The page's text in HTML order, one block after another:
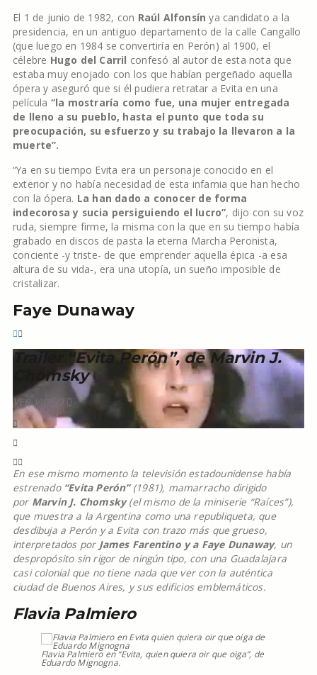
El 1 de junio de 1982, con Raúl Alfonsín ya candidato a la
presidencia, en un antiguo departamento de la calle Cangallo
(que luego en 1984 se convertiría en Perón) al 1900, el
célebre Hugo del Carril confesó al autor de esta nota que
estaba muy enojado con los que habían pergeñado aquella
ópera y aseguró que si él pudiera retratar a Evita en una
película “la mostraría como fue, una mujer entregada
de lleno a su pueblo, hasta el punto que toda su
preocupación, su esfuerzo y su trabajo la llevaron a la
muerte”.
“Ya en su tiempo Evita era un personaje conocido en el
exterior y no había necesidad de esta infamia que han hecho
con la ópera. La han dado a conocer de forma
indecorosa y sucia persiguiendo el lucro”, dijo con su voz
ruda, siempre firme, la misma con la que en su tiempo había
grabado en discos de pasta la eterna Marcha Peronista,
conciente -y triste- de que emprender aquella épica -a esa
altura de su vida-, era una utopía, un sueño imposible de
cristalizar.
Faye Dunaway
Trailer “Evita Perón”, de Marvin J.
Chomsky
VER VIDEO
En ese mismo momento la televisión estadounidense había
estrenado “Evita Perón”(1981), mamarracho dirigido
porMarvin J. Chomsky(el mismo de la miniserie “Raíces”),
que muestra a la Argentina como una republiqueta, que
desdibuja a Perón y a Evita con trazo más que grueso,
interpretados por James Farentino y a Faye Dunaway, un
despropósito sin rigor de ningún tipo, con una Guadalajara
casi colonial que no tiene nada que ver con la auténtica
ciudad de Buenos Aires, y sus edificios emblemáticos.
Flavia Palmiero
Flavia Palmiero en “Evita, quien quiera oir que oiga”, de
Eduardo Mignogna.